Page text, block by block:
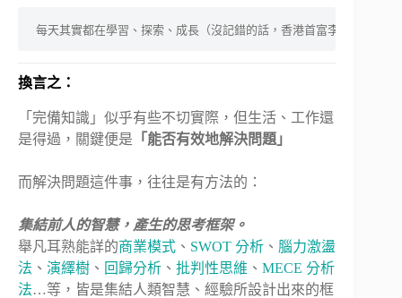
每天其實都在學習、探索、成長（沒記錯的話，香港首富李嘉誠、微
換言之：
「完備知識」似乎有些不切實際，但生活、工作還
是得過，關鍵便是 「能否有效地解決問題」
而解決問題這件事，往往是有方法的：
集結前人的智慧，產生的思考框架。
舉凡耳熟能詳的商業模式 、 SWOT 分析 、 腦力激盪
法 、 演繹樹 、 回歸分析 、 批判性思維 、 MECE 分析
法…等，皆是集結人類智慧、經驗所設計出來的框